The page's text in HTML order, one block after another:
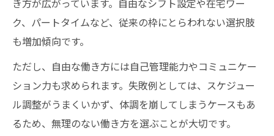
き方が広がっています。自由なシフト設定や在宅ワー
ク、パートタイムなど、従来の枠にとらわれない選択肢
も増加傾向です。
ただし、自由な働き方には自己管理能力やコミュニケー
ション力も求められます。失敗例としては、スケジュー
ル調整がうまくいかず、体調を崩してしまうケースもあ
るため、無理のない働き方を選ぶことが大切です。